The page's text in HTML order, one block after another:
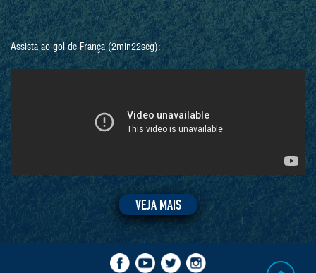
Assista ao gol de França (2min22seg):
VEJA MAIS